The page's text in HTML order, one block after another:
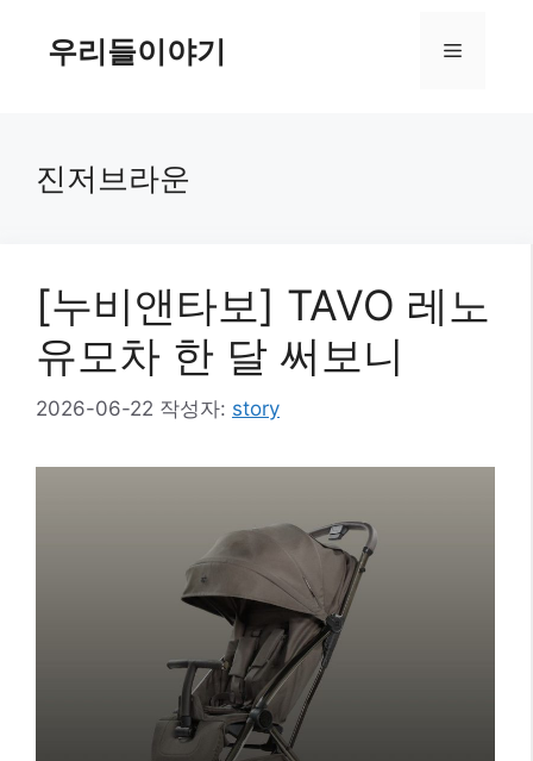
우리들이야기 메
진저브라운
[누비앤타보] TAVO 레노
유모차 한 달 써보니
2026-06-22 작성자: story